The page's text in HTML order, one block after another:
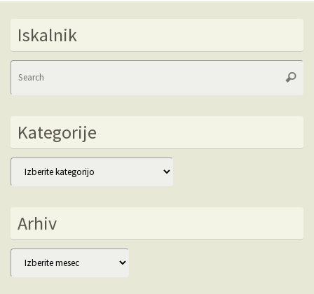
Iskalnik
Kategorije
Kategorije
Arhiv
Arhiv